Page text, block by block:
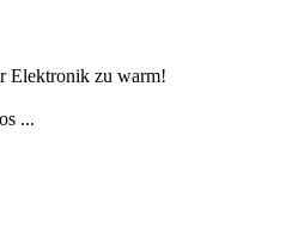
Elektronik zu warm!
...